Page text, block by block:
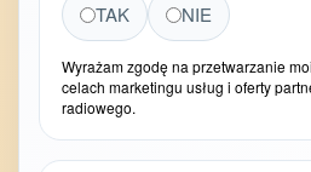
TAK NIE
Wyrażam zgodę na przetwarzanie
celach marketingu usług i oferty
radiowego.